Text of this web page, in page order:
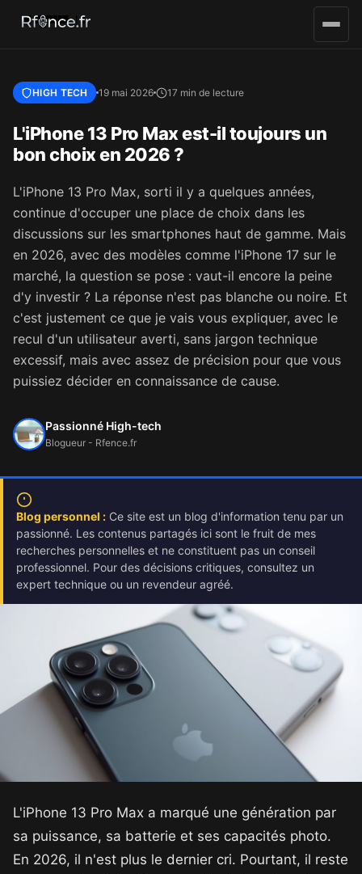
HIGH TECH 19 mai 2026 17 min de lecture
L'iPhone 13 Pro Max est-il toujours un
bon choix en 2026 ?
L'iPhone 13 Pro Max, sorti il y a quelques années,
continue d'occuper une place de choix dans les
discussions sur les smartphones haut de gamme. Mais
en 2026, avec des modèles comme l'iPhone 17 sur le
marché, la question se pose : vaut-il encore la peine
d'y investir ? La réponse n'est pas blanche ou noire. Et
c'est justement ce que je vais vous expliquer, avec le
recul d'un utilisateur averti, sans jargon technique
excessif, mais avec assez de précision pour que vous
puissiez décider en connaissance de cause.
Passionné High-tech
Blogueur - Rfence.fr
Blog personnel : Ce site est un blog d'information tenu par un
passionné. Les contenus partagés ici sont le fruit de mes
recherches personnelles et ne constituent pas un conseil
professionnel. Pour des décisions critiques, consultez un
expert technique ou un revendeur agréé.
L'iPhone 13 Pro Max a marqué une génération par
sa puissance, sa batterie et ses capacités photo.
En 2026, il n'est plus le dernier cri. Pourtant, il reste